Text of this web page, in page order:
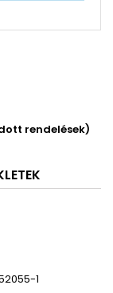
rendelések)
1